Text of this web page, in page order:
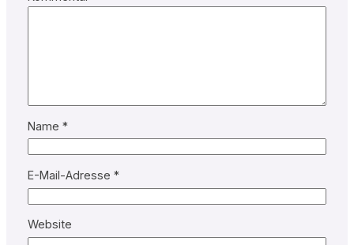
Name *
E-Mail-Adresse *
Website